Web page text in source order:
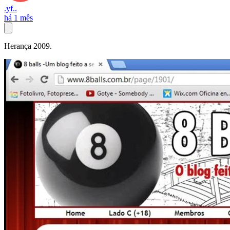
.yf..
há 1 mês
Herança 2009.